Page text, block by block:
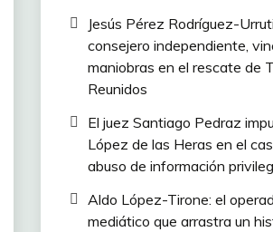
Jesús Pérez Rodríguez-
consejero independiente,
maniobras en el rescate de
Reunidos
El juez Santiago Pedraz
López de las Heras en el
abuso de información
Aldo López-Tirone: el
mediático que arrastra un